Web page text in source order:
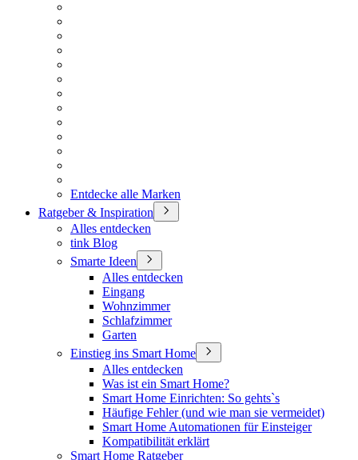
Entdecke alle Marken
Ratgeber & Inspiration
Alles entdecken
tink Blog
Smarte Ideen
Alles entdecken
Eingang
Wohnzimmer
Schlafzimmer
Garten
Einstieg ins Smart Home
Alles entdecken
Was ist ein Smart Home?
Smart Home Einrichten: So gehts`s
Häufige Fehler (und wie man sie vermeidet)
Smart Home Automationen für Einsteiger
Kompatibilität erklärt
Smart Home Ratgeber